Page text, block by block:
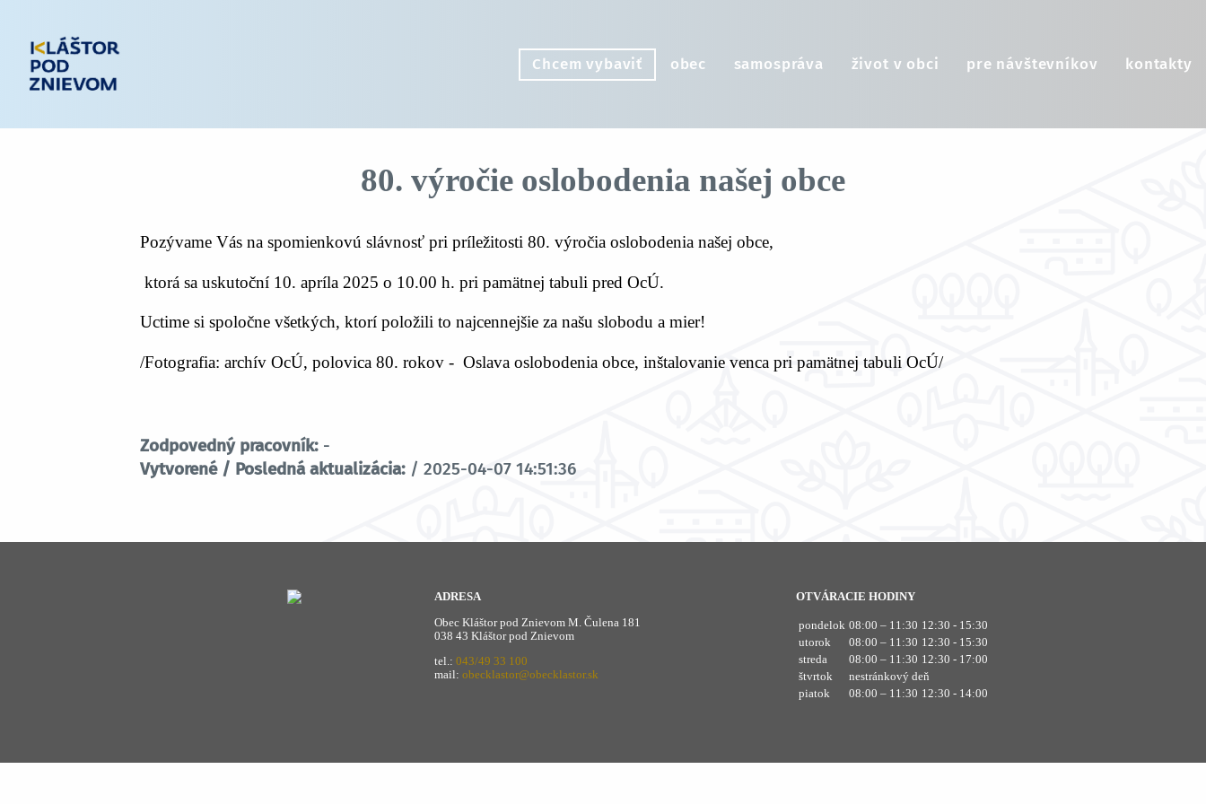
Chcem vybaviť obec samospráva život v obci pre návštevníkov kontakty
80. výročie oslobodenia našej obce
Pozývame Vás na spomienkovú slávnosť pri príležitosti 80. výročia oslobodenia našej obce,
ktorá sa uskutoční 10. apríla 2025 o 10.00 h. pri pamätnej tabuli pred OcÚ.
Uctime si spoločne všetkých, ktorí položili to najcennejšie za našu slobodu a mier!
/Fotografia: archív OcÚ, polovica 80. rokov - Oslava oslobodenia obce, inštalovanie venca pri pamätnej tabuli OcÚ/
Zodpovedný pracovník:-
Vytvorené / Posledná aktualizácia:/ 2025-04-07 14:51:36
ADRESA
Obec Kláštor pod Znievom M. Čulena 181
038 43 Kláštor pod Znievom
tel.: 043/49 33 100
mail: obecklastor@obecklastor.sk
OTVÁRACIE HODINY
pondelok 08:00 – 11:30 12:30 - 15:30
utorok
08:00 – 11:30 12:30 - 15:30
streda
08:00 – 11:30 12:30 - 17:00
štvrtok
nestránkový deň
piatok
08:00 – 11:30 12:30 - 14:00